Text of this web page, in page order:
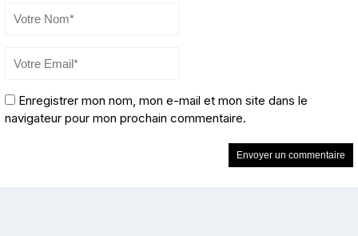
Enregistrer mon nom, mon e-mail et mon site dans le
navigateur pour mon prochain commentaire.